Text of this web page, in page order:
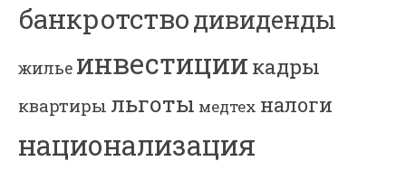
банкротстводивиденды
жилье инвестиции кадры
квартиры льготы медтех налоги
национализация